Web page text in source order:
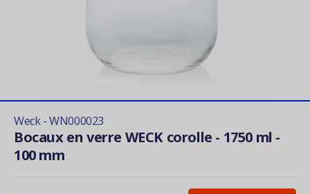
Weck - WN000023
Bocaux en verre WECK corolle - 1750 ml -
100 mm